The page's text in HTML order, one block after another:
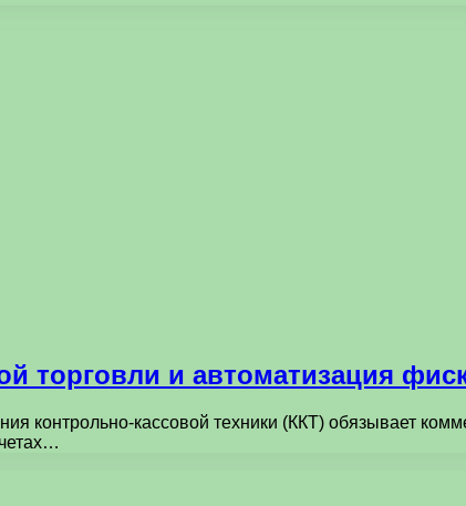
торговли и автоматизация
контрольно-кассовой техники (ККТ) обязывает